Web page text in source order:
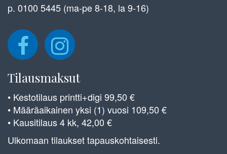
p. 0100 5445 (ma-pe 8-18, la 9-16)
Tilausmaksut
• Kestotilaus printti+digi 99,50 €
• Määräaikainen yksi (1) vuosi 109,50 €
• Kausitilaus 4 kk, 42,00 €
Ulkomaan tilaukset tapauskohtaisesti.